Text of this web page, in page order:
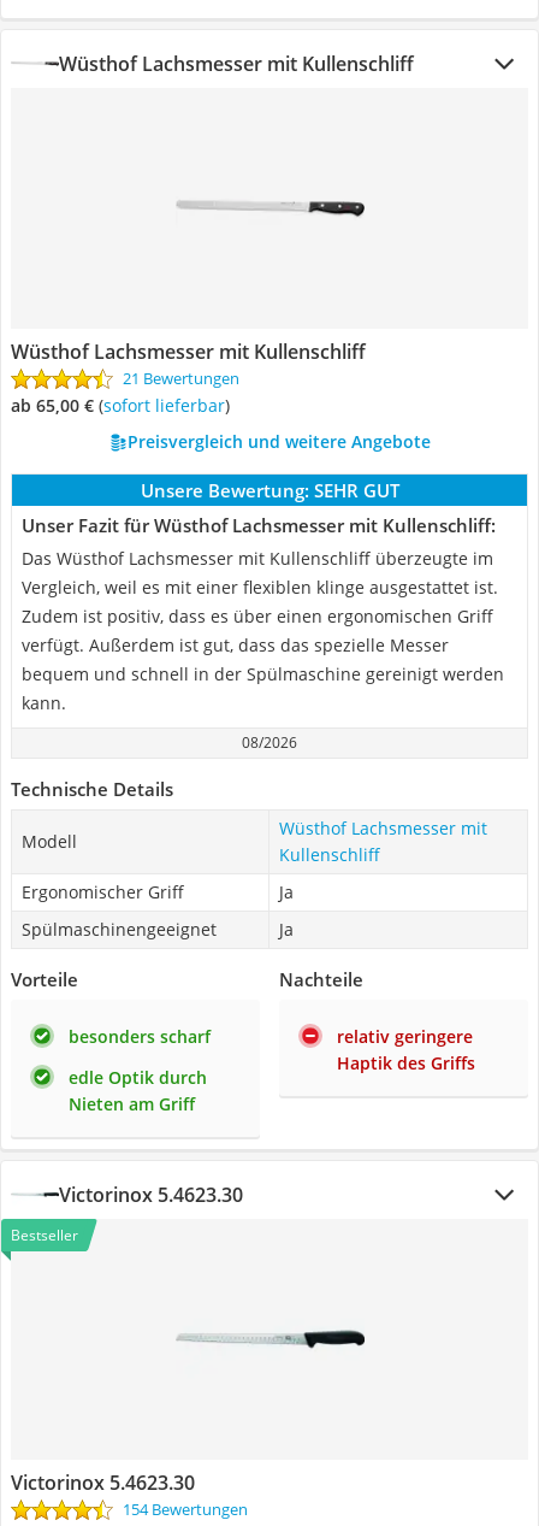
Wüsthof Lachsmesser mit Kullenschliff
Wüsthof Lachsmesser mit Kullenschliff
21 Bewertungen
ab 65,00 € ( Sofort lieferbar)
Preisvergleich und weitere Angebote
Unsere Bewertung: SEHR GUT
Unser Fazit für Wüsthof Lachsmesser mit Kullenschliff:
Das Wüsthof Lachsmesser mit Kullenschliff überzeugte im
Vergleich, weil es mit einer flexiblen klinge ausgestattet ist.
Zudem ist positiv, dass es über einen ergonomischen Griff
verfügt. Außerdem ist gut, dass das spezielle Messer
bequem und schnell in der Spülmaschine gereinigt werden
kann.
08/2026
Technische Details
Modell
Wüsthof Lachsmesser mit
Kullenschliff
Ergonomischer Griff
Ja
Spülmaschinengeeignet
Ja
Vorteile
besonders scharf
edle Optik durch
Nieten am Griff
Nachteile
relativ geringere
Haptik des Griffs
Victorinox 5.4623.30
Bestseller
Victorinox 5.4623.30
154 Bewertungen